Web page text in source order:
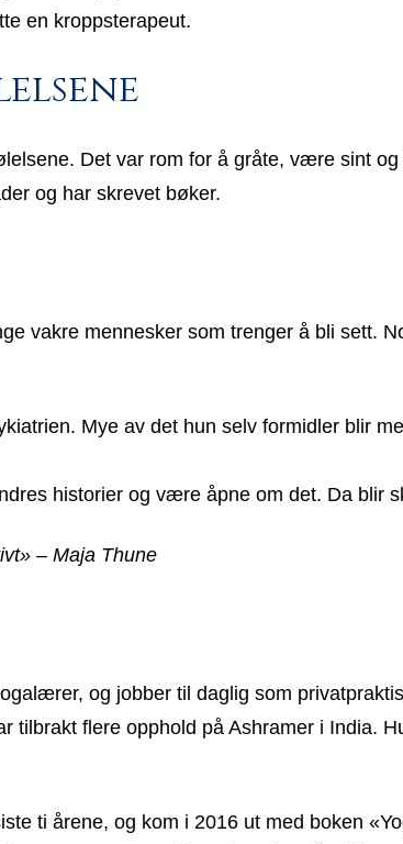
en kroppsterapeut.
Det var rom for å gråte, være sint
og har skrevet bøker.
vakre mennesker som trenger å bli sett.
Mye av det hun selv formidler blir
historier og være åpne om det. Da blir
– Maja Thune
og jobber til daglig som
flere opphold på Ashramer i India.
ti årene, og kom i 2016 ut med boken